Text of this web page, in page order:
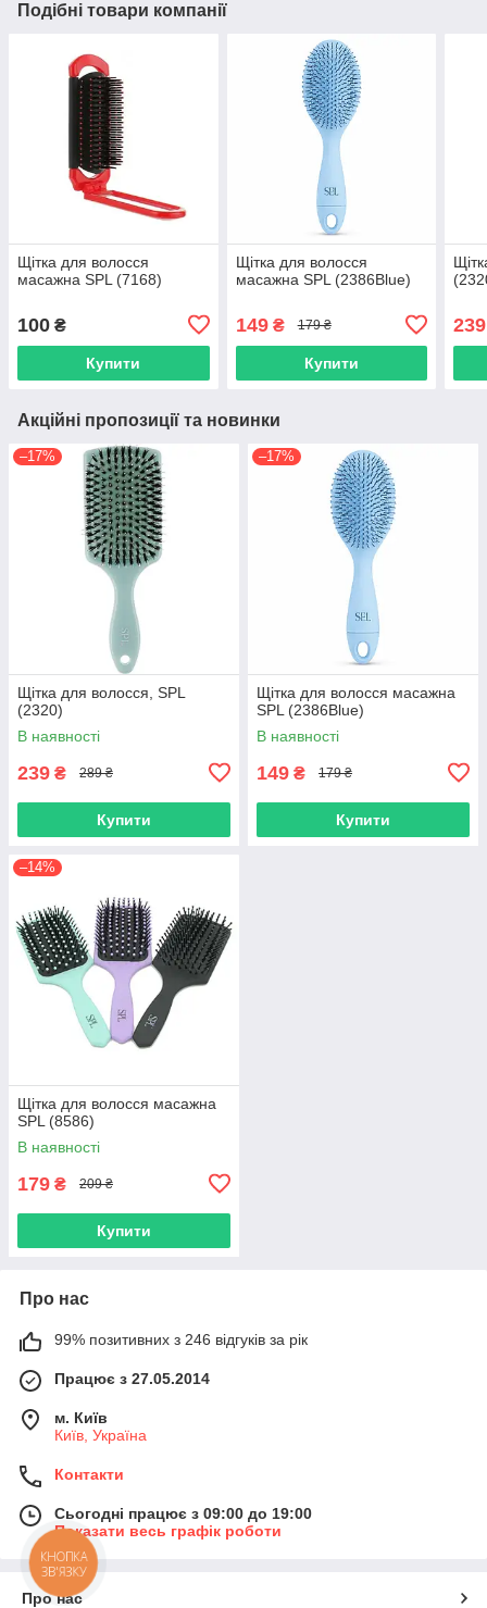
Подібні товари компанії
Щітка для волосся
масажна SPL (7168)
100 ₴
Купити
Щітка для волосся
масажна SPL (2386Blue)
149₴ 179 ₴
Купити
239
Акційні пропозиції та новинки
–17%
Щітка для волосся, SPL
(2320)
В наявності
239 ₴ 289 ₴
Купити
–17%
Щітка для волосся масажна
SPL (2386Blue)
В наявності
149 ₴ 179 ₴
Купити
–14%
Щітка для волосся масажна
SPL (8586)
В наявності
179 ₴ 209 ₴
Купити
Про нас
99% позитивних з 246 відгуків за рік
Працює з 27.05.2014
м. Київ
Київ, Україна
Контакти
Сьогодні працює з 09:00 до 19:00
Показати весь графік роботи
Про нас
КНОПКА
ЗВ'ЯЗКУ